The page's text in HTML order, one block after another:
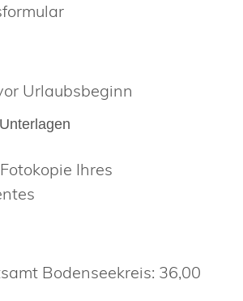
Urlaubsbeginn
Ihres
Bodenseekreis: 36,00